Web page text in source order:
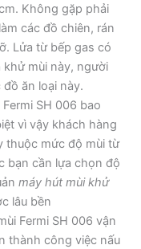
Không gặp phải
các đồ chiên, rán
Lửa từ bếp gas có
mùi này, người
ăn loại này.
SH 006 bao
vì vậy khách hàng
thuộc mức độ mùi từ
bạn cần lựa chọn độ
máy hút mùi khử
lâu bền
Fermi SH 006 vận
thành công việc nấu